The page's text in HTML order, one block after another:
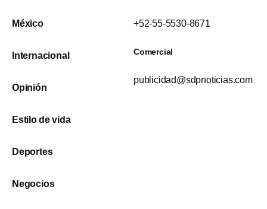
México
Internacional
Opinión
Estilo de vida
Deportes
Negocios
+52-55-5530-8671
Comercial
publicidad@sdpnoticias.com